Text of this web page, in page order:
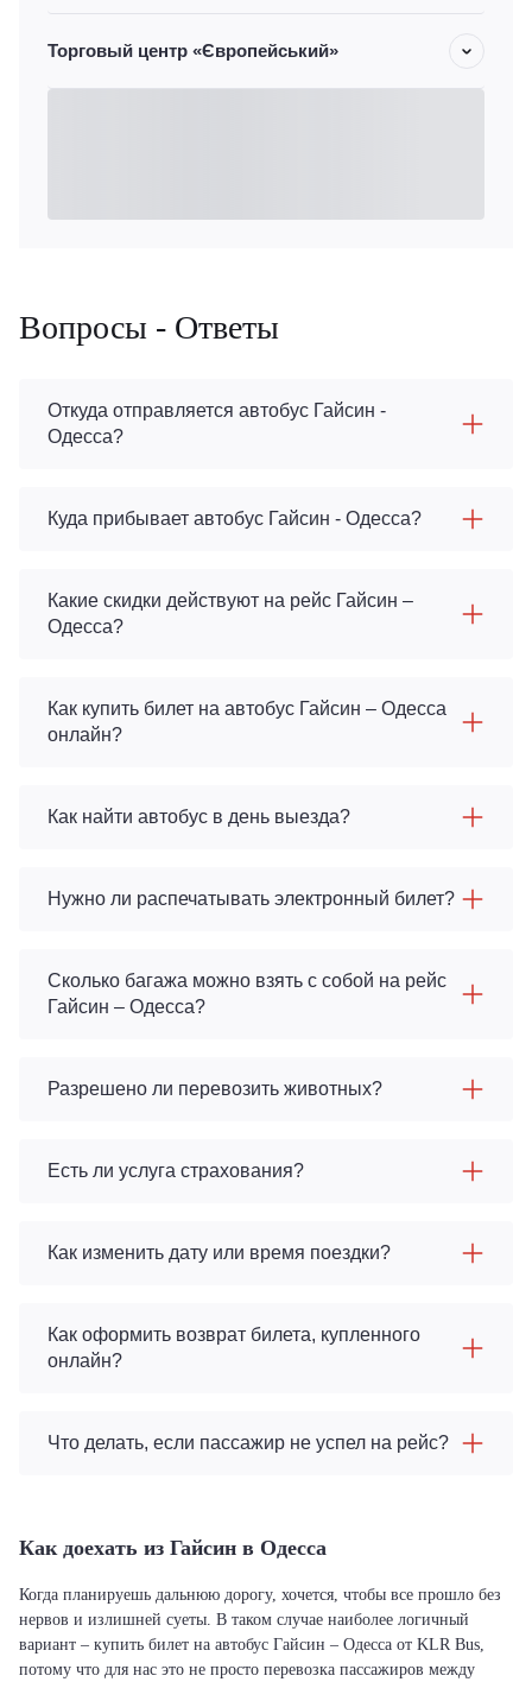
Торговый центр «Європейський»
Вопросы - Ответы
Откуда отправляется автобус Гайсин -
Одесса?
Куда прибывает автобус Гайсин - Одесса?
Какие скидки действуют на рейс Гайсин –
Одесса?
Как купить билет на автобус Гайсин – Одесса
онлайн?
Как найти автобус в день выезда?
Нужно ли распечатывать электронный билет?
Сколько багажа можно взять с собой на рейс
Гайсин – Одесса?
Разрешено ли перевозить животных?
Есть ли услуга страхования?
Как изменить дату или время поездки?
Как оформить возврат билета, купленного
онлайн?
Что делать, если пассажир не успел на рейс?
Как доехать из Гайсин в Одесса
Когда планируешь дальнюю дорогу, хочется, чтобы все прошло без
нервов и излишней суеты. В таком случае наиболее логичный
вариант – купить билет на автобус Гайсин – Одесса от KLR Bus,
потому что для нас это не просто перевозка пассажиров между